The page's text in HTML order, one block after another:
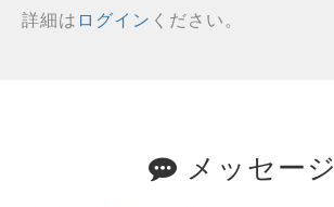
詳細は ログイン ください。
メッセージ